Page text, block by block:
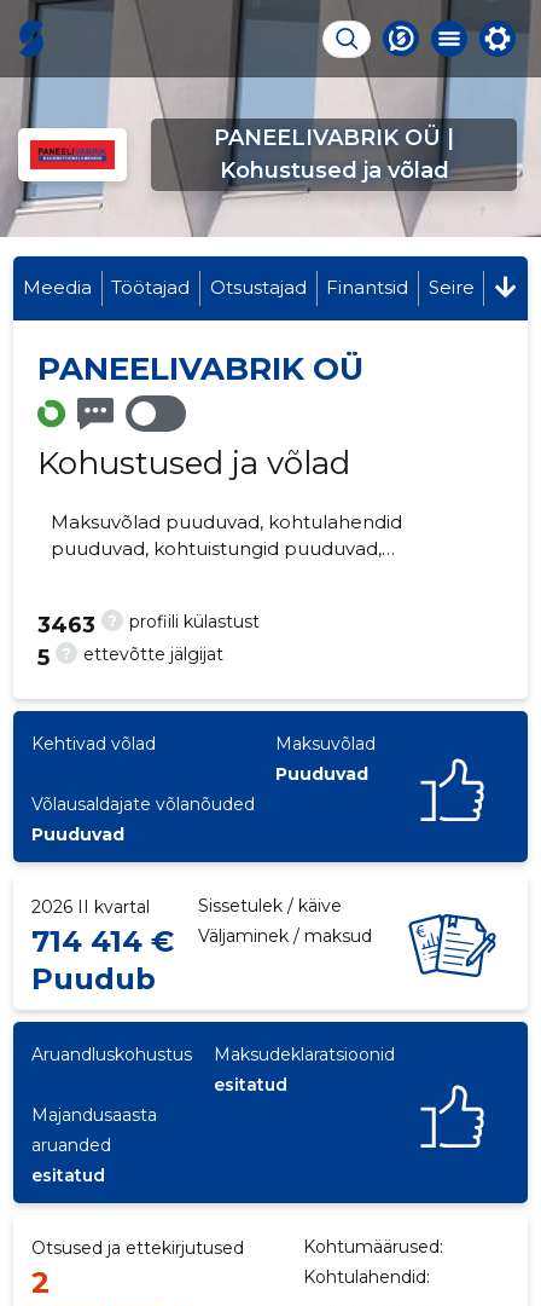
PANEELIVABRIK OÜ |
Kohustused ja võlad
Meedia Töötajad Otsustajad Finantsid Seire
PANEELIVABRIK OÜ
Kohustused ja võlad
Maksuvõlad puuduvad, kohtulahendid
puuduvad, kohtuistungid puuduvad,
3223544
? profiili külastust
3463
? ettevõtte jälgijat
5
Kehtivad võlad
Maksuvõlad
Puuduvad
Võlausaldajate võlanõuded
Puuduvad
2026 II kvartal Sissetulek / käive
714 414 € Väljaminek / maksud
Puudub
Aruandluskohustus
Maksudeklaratsioonid
esitatud
Majandusaasta
aruanded
esitatud
Otsused ja ettekirjutused Kohtumäärused:
2 Kohtulahendid: